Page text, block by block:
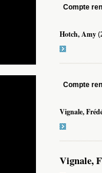
Compte
Hotch, Amy
Compte
Vignale,
Vignale,